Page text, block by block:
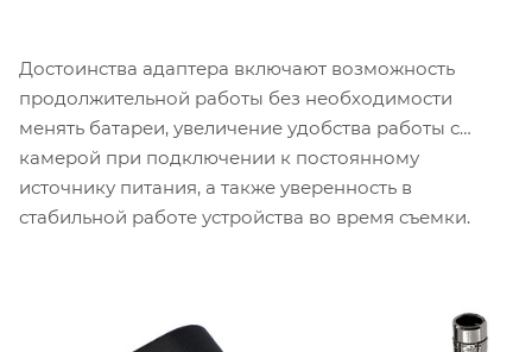
Достоинства адаптера включают возможность
продолжительной работы без необходимости
менять батареи, увеличение удобства работы с
камерой при подключении к постоянному
источнику питания, а также уверенность в
стабильной работе устройства во время съемки.